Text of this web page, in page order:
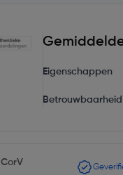
Eigenschappen
Betrouwbaarheid
CorV